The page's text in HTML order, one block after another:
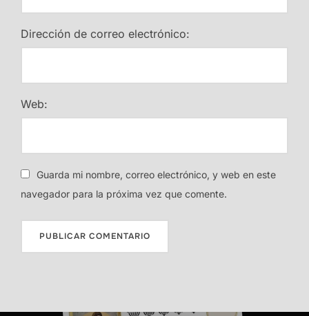
Dirección de correo electrónico:
Web:
Guarda mi nombre, correo electrónico, y web en este
navegador para la próxima vez que comente.